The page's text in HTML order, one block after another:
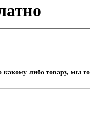
какому-либо товару, мы